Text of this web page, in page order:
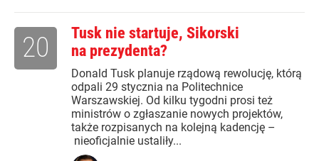
Tusk nie startuje, Sikorski
na prezydenta?
Donald Tusk planuje rządową rewolucję, którą
odpali 29 stycznia na Politechnice
Warszawskiej. Od kilku tygodni prosi też
ministrów o zgłaszanie nowych projektów,
także rozpisanych na kolejną kadencję –
nieoficjalnie ustaliły...
20